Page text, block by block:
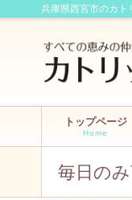
兵庫県西宮市のカト
トップページ
Home
毎日の